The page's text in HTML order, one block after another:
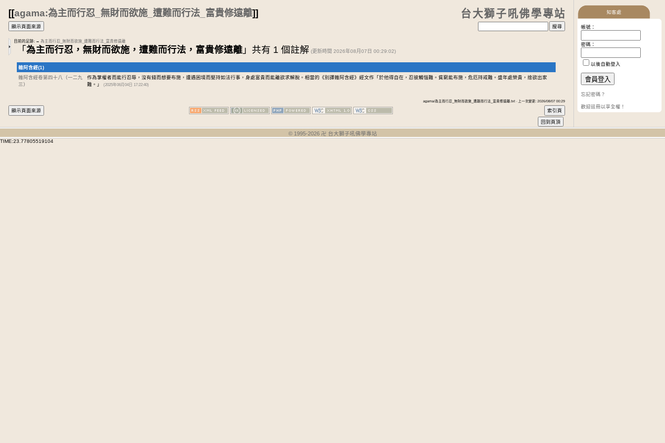
[[agama:為主而行忍_無財而欲施_遭難而行法_富貴修遠離]] 台大獅子吼佛學專站
目前的足跡: → 為主而行忍_無財而欲施_遭難而行法_富貴修遠離
「 為主而行忍，無財而欲施，遭難而行法，富貴修遠離」共有 1 個註解 (更新時間 2026年08月07日 00:29:02)
雜阿含經(1)
雜阿含經卷第四十八
（一二九
三）
作為掌權者而能行忍辱，沒有錢而想要布施，遭遇困境而堅持如法行事，身處富貴而能離欲求解脫。相當的《別譯雜阿含經》經文作「於他得自在，忍彼觸惱難。貧窮能布施，危厄持戒難。盛年處榮貴，捨欲出家
難。」
(2025年06月04日 17:22:40)
agama/為主而行忍_無財而欲施_遭難而行法_富貴修遠離.txt · 上一次變更: 2026/08/07 00:29
知客處
帳號：
密碼：
以後自動登入
忘記密碼？
歡迎註冊以享全權！
© 1995-2026 卍 台大獅子吼佛學專站
TIME:23.77805519104